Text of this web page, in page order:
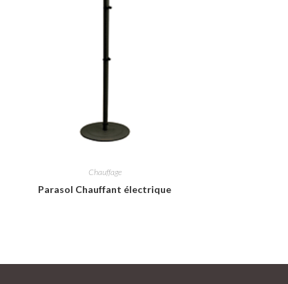
Chauffage
Parasol Chauffant électrique